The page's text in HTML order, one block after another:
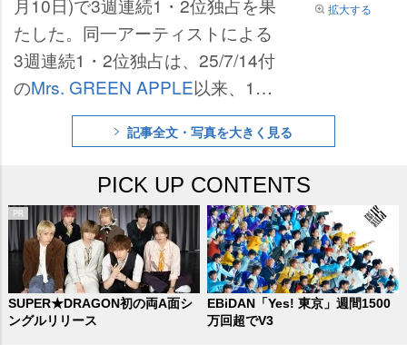
拡大する
月10日)で3週連続1・2位独占を果
たした。同一アーティストによる
3週連続1・2位独占は、25/7/14付
のMrs. GREEN APPLE以来、10
ヶ月ぶりで今年度初。男性アーテ
ィストとしては、Official髭男dism
APPLEに次ぎ、史上5組目となっ
た。5週連続・通算6回目の1位は
「爆裂愛してる」(週間再生数699.
6万回/前週比3.9%減)。グループ
による5週連続1位は今年度初とな
った。前週付で自身最速で1億回
記事全文・写真を大きく見る
PICK UP CONTENTS
SUPER★DRAGON初の両A面シ
ングルリリース
EBiDAN「Yes! 東京」週間1500
万回超でV3